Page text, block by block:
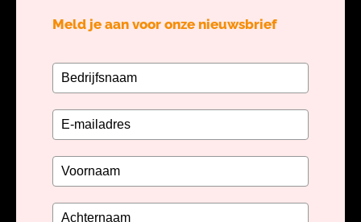
Meld je aan voor onze nieuwsbrief